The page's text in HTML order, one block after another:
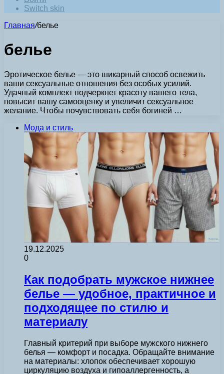
Switch skin
Главная/белье
белье
Эротическое белье — это шикарный способ освежить
ваши сексуальные отношения без особых усилий.
Удачный комплект подчеркнет красоту вашего тела,
повысит вашу самооценку и увеличит сексуальное
желание. Чтобы почувствовать себя богиней …
Мода и стиль
19.12.2025
0
Как подобрать мужское нижнее
белье — удобное, практичное и
подходящее по стилю и
материалу
Главный критерий при выборе мужского нижнего
белья — комфорт и посадка. Обращайте внимание
на материалы: хлопок обеспечивает хорошую
циркуляцию воздуха и гипоаллергенность, а